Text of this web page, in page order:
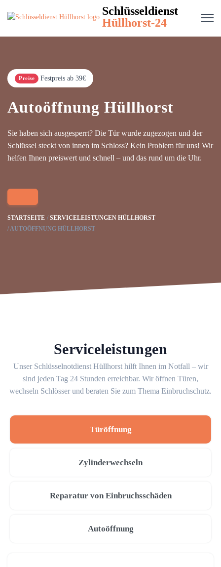
Schlüsseldienst
Hüllhorst-24
Preise Festpreis ab 39€
Autoöffnung Hüllhorst
Sie haben sich ausgesperrt? Die Tür wurde zugezogen und der
Schlüssel steckt von innen im Schloss? Kein Problem für uns! Wir
helfen Ihnen preiswert und schnell – und das rund um die Uhr.
STARTSEITE
SERVICELEISTUNGEN HÜLLHORST
AUTOÖFFNUNG HÜLLHORST
Serviceleistungen
Unser Schlüsselnotdienst Hüllhorst hilft Ihnen im Notfall – wir
sind jeden Tag 24 Stunden erreichbar. Wir öffnen Türen,
wechseln Schlösser und beraten Sie zum Thema Einbruchschutz.
Türöffnung
Zylinderwechseln
Reparatur von Einbruchsschäden
Autoöffnung